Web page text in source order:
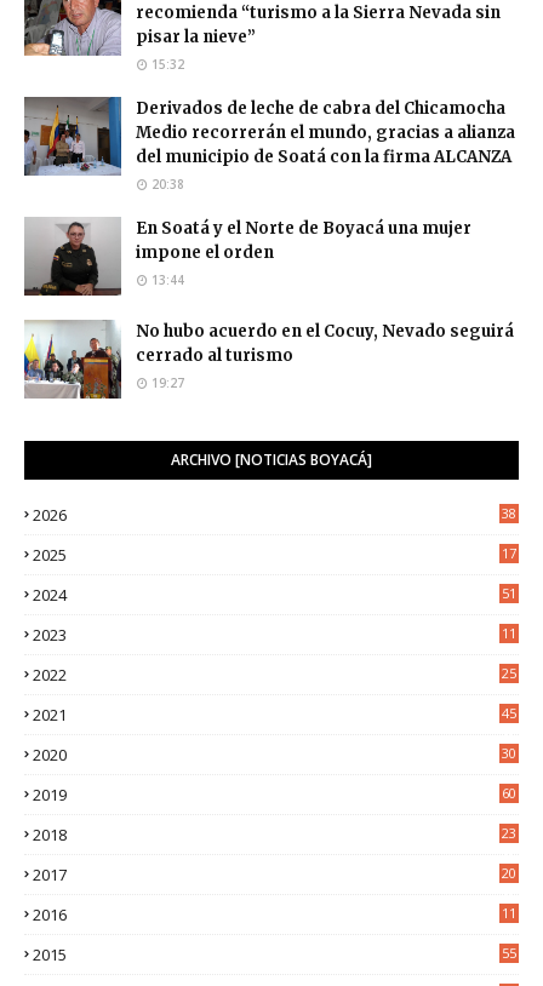
recomienda “turismo a la Sierra Nevada sin
pisar la nieve”
15:32
Derivados de leche de cabra del Chicamocha
Medio recorrerán el mundo, gracias a alianza
del municipio de Soatá con la firma ALCANZA
20:38
En Soatá y el Norte de Boyacá una mujer
impone el orden
13:44
No hubo acuerdo en el Cocuy, Nevado seguirá
cerrado al turismo
19:27
ARCHIVO [NOTICIAS BOYACÁ]
2026 38
2025
17
2024 51
2023
11
2022
25
2021
45
2020
30
2019 60
2018
23
2017
20
2016
11
2015 55